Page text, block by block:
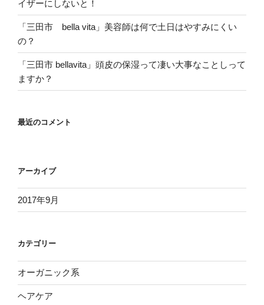
イザーにしないと！
「三田市 bella vita」美容師は何で土日はやすみにくい
の？
「三田市 bellavita」頭皮の保湿って凄い大事なことしって
ますか？
最近のコメント
アーカイブ
2017年9月
カテゴリー
オーガニック系
ヘアケア